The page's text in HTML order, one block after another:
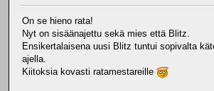
On se hieno rata!
Nyt on sisäänajettu sekä mies että Blitz.
Ensikertalaisena uusi Blitz tuntui sopivalta
ajella.
Kiitoksia kovasti ratamestareille